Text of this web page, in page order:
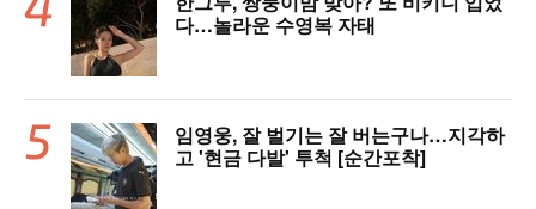
다…놀라운 수영복 자태
임영웅, 잘 벌기는 잘 버는구나…지각하
고 '현금 다발' 투척 [순간포착]